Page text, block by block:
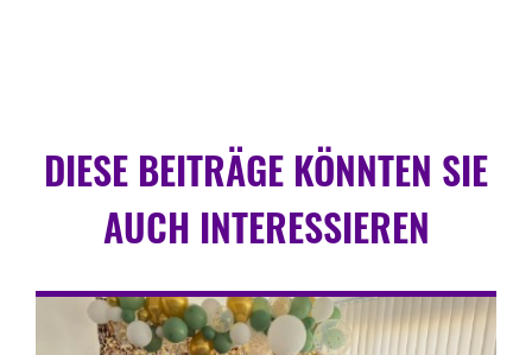
DIESE BEITRÄGE KÖNNTEN SIE
AUCH INTERESSIEREN